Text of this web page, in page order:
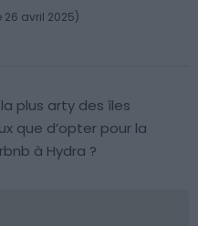
26 avril 2025)
plus arty des îles
que d’opter pour la
à Hydra ?